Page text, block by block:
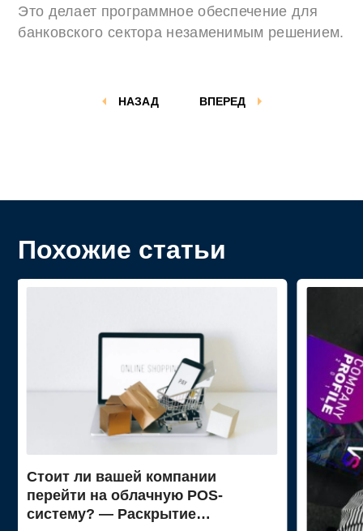
Это делает программное обеспечение для
банковского сектора незаменимым решением.
ВПЕРЕД
НАЗАД
Похожие статьи
Стоит ли вашей компании
перейти на облачную POS-
систему? — Раскрытие